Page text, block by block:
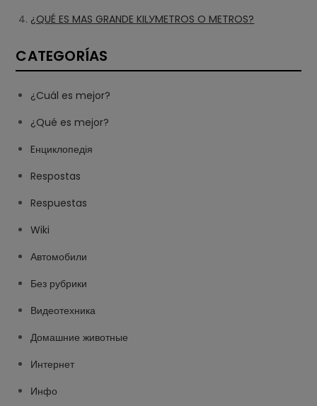
¿QUÉ ES MAS GRANDE KILУMETROS O METROS?
CATEGORÍAS
¿Cuál es mejor?
¿Qué es mejor?
Eнциклопедія
Respostas
Respuestas
Wiki
Автомобили
Без рубрики
Видеотехника
Домашние животные
Интернет
Инфо